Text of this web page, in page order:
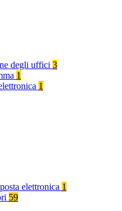
degli uffici 3
1
1
elettronica 1
59